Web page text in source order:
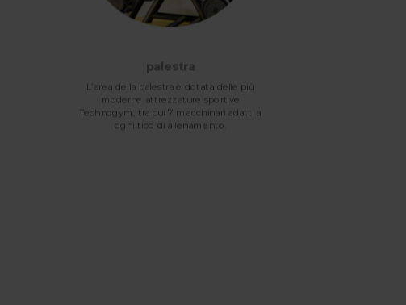
palestra
L’area della palestra è dotata delle più
moderne attrezzature sportive
Technogym, tra cui 7 macchinari adatti a
ogni tipo di allenamento.